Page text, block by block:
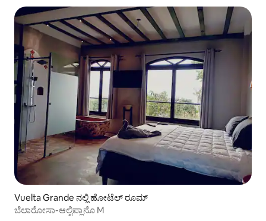
Vuelta Grande ನಲ್ಲಿ ಹೋಟೆಲ್ ರೂಮ್
ಬೆಲಾರೋಸಾ-ಆಲ್ಟಿಪ್ಲಾನೊ M